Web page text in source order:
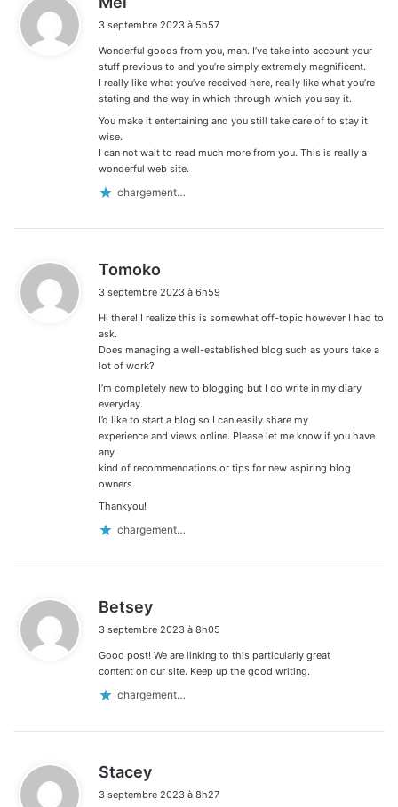
t
:
3 septembre 2023 à 5h57
Wonderful goods from you, man. I’ve take into account your
stuff previous to and you’re simply extremely magnificent.
I really like what you’ve received here, really like what you’re
stating and the way in which through which you say it.
You make it entertaining and you still take care of to stay it
wise.
I can not wait to read much more from you. This is really a
wonderful web site.
chargement…
Tomoko
t
3 septembre 2023 à 6h59
Hi there! I realize this is somewhat off-topic however I had to
ask.
Does managing a well-established blog such as yours take a
lot of work?
I’m completely new to blogging but I do write in my diary
everyday.
I’d like to start a blog so I can easily share my
experience and views online. Please let me know if you have
any
kind of recommendations or tips for new aspiring blog
owners.
Thankyou!
chargement…
Betsey
t
:
3 septembre 2023 à 8h05
Good post! We are linking to this particularly great
content on our site. Keep up the good writing.
chargement…
Stacey
t
3 septembre 2023 à 8h27